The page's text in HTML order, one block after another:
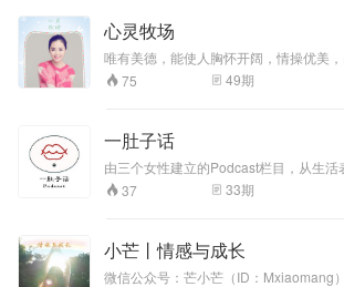
心灵牧场
唯有美德，能使人胸怀开阔，情操优美，
衡，灵魂愉悦。 微信公号：鹿鸣悠悠 主
姐
75 49期
一肚子话
由三个女性建立的Podcast栏目，从生活
挖，包容各种观念想法；不贩卖焦虑，不
由；只探讨，不说教；「三张嘴巴，一肚
37 33期
小芒丨情感与成长
微信公众号：芒小芒（ID：Mxiaomang）